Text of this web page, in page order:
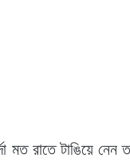
মত রাতে টাঙিয়ে